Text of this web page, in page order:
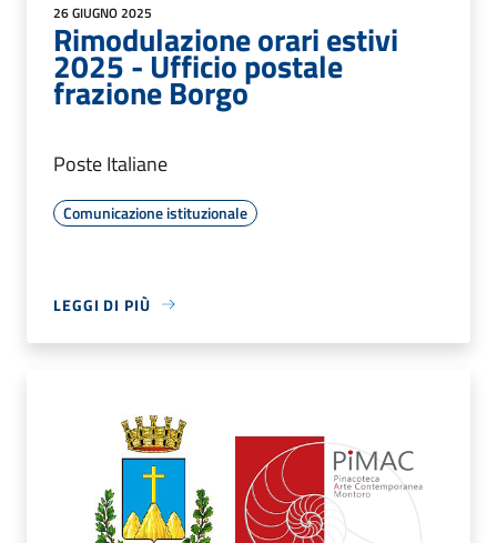
26 GIUGNO 2025
Rimodulazione orari estivi
2025 - Ufficio postale
frazione Borgo
Poste Italiane
Comunicazione istituzionale
LEGGI DI PIÙ